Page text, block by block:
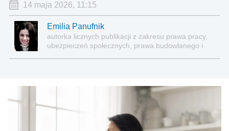
14 maja 2026, 11:15
Emilia Panufnik
autorka licznych publikacji z zakresu prawa pracy,
ubezpieczeń społecznych, prawa budowlanego i